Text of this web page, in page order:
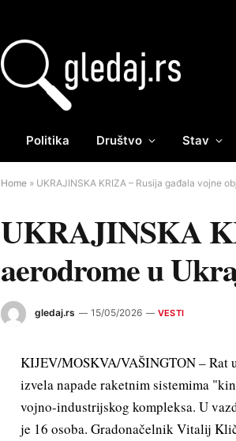
Politika Društvo Stav
Home » UKRAJINSKA KRIZA – Rusija gađala vojne
UKRAJINSKA
aerodrome u
gledaj.rs 15/05/2026 VESTI
KIJEV/MOSKVA/VAŠINGTON – Rat
izvela napade raketnim sistemima
vojno-industrijskog kompleksa. U
je 16 osoba. Gradonačelnik Vitalij